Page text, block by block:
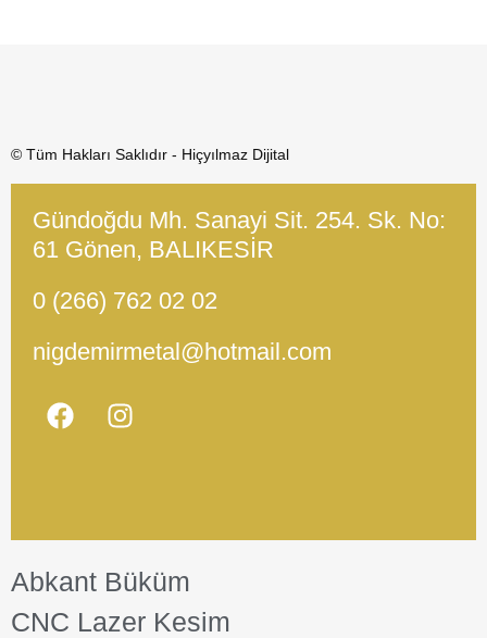
© Tüm Hakları Saklıdır - Hiçyılmaz Dijital
Gündoğdu Mh. Sanayi Sit. 254. Sk. No:
61 Gönen, BALIKESİR
0 (266) 762 02 02
nigdemirmetal@hotmail.com
Abkant Büküm
CNC Lazer Kesim